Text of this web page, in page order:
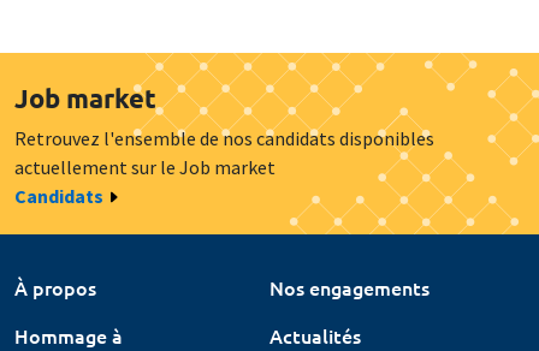
Job market
Retrouvez l'ensemble de nos candidats disponibles
actuellement sur le Job market
Candidats
À propos
Nos engagements
Hommage à
Actualités